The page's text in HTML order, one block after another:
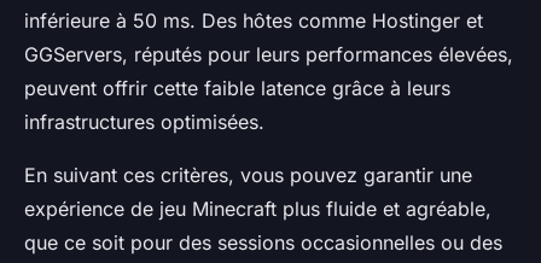
inférieure à 50 ms. Des hôtes comme Hostinger et
GGServers, réputés pour leurs performances élevées,
peuvent offrir cette faible latence grâce à leurs
infrastructures optimisées.
En suivant ces critères, vous pouvez garantir une
expérience de jeu Minecraft plus fluide et agréable,
que ce soit pour des sessions occasionnelles ou des